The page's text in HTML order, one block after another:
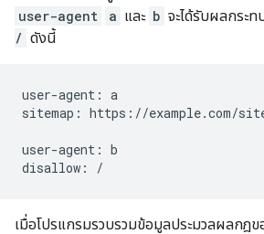
user-agent
a และ b จะได้รับผลกระท
/ ดังนี้
user-agent: a
sitemap: https://example.com/
user-agent: b
disallow: /
เมื่อโปรแกรมรวบรวมข้อมูลประมวลผลกฎ